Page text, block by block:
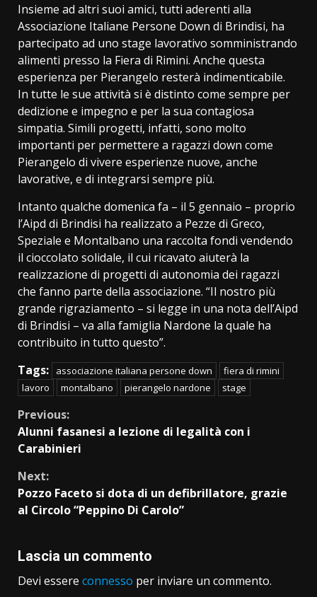
Insieme ad altri suoi amici, tutti aderenti alla
Associazione Italiane Persone Down di Brindisi, ha
partecipato ad uno stage lavorativo somministrando
alimenti presso la Fiera di Rimini. Anche questa
esperienza per Pierangelo resterà indimenticabile.
In tutte le sue attività si è distinto come sempre per
dedizione e impegno e per la sua contagiosa
simpatia. Simili progetti, infatti, sono molto
importanti per permettere a ragazzi down come
Pierangelo di vivere esperienze nuove, anche
lavorative, e di integrarsi sempre più.
Intanto qualche domenica fa – il 5 gennaio – proprio
l’Aipd di Brindisi ha realizzato a Pezze di Greco,
Speziale e Montalbano una raccolta fondi vendendo
il cioccolato solidale, il cui ricavato aiuterà la
realizzazione di progetti di autonomia dei ragazzi
che fanno parte della associazione. “Il nostro più
grande rigraziamento – si legge in una nota dell’Aipd
di Brindisi – va alla famiglia Nardone la quale ha
contribuito in tutto questo”.
Tags:
associazione italiana persone down
fiera di rimini
lavoro
montalbano pierangelo nardone stage
Continue
Reading
Previous:
Alunni fasanesi a lezione di legalità con i
Carabinieri
Next:
Pozzo Faceto si dota di un defibrillatore, grazie
al Circolo “Peppino Di Carolo”
Lascia un commento
Devi essere connesso per inviare un commento.